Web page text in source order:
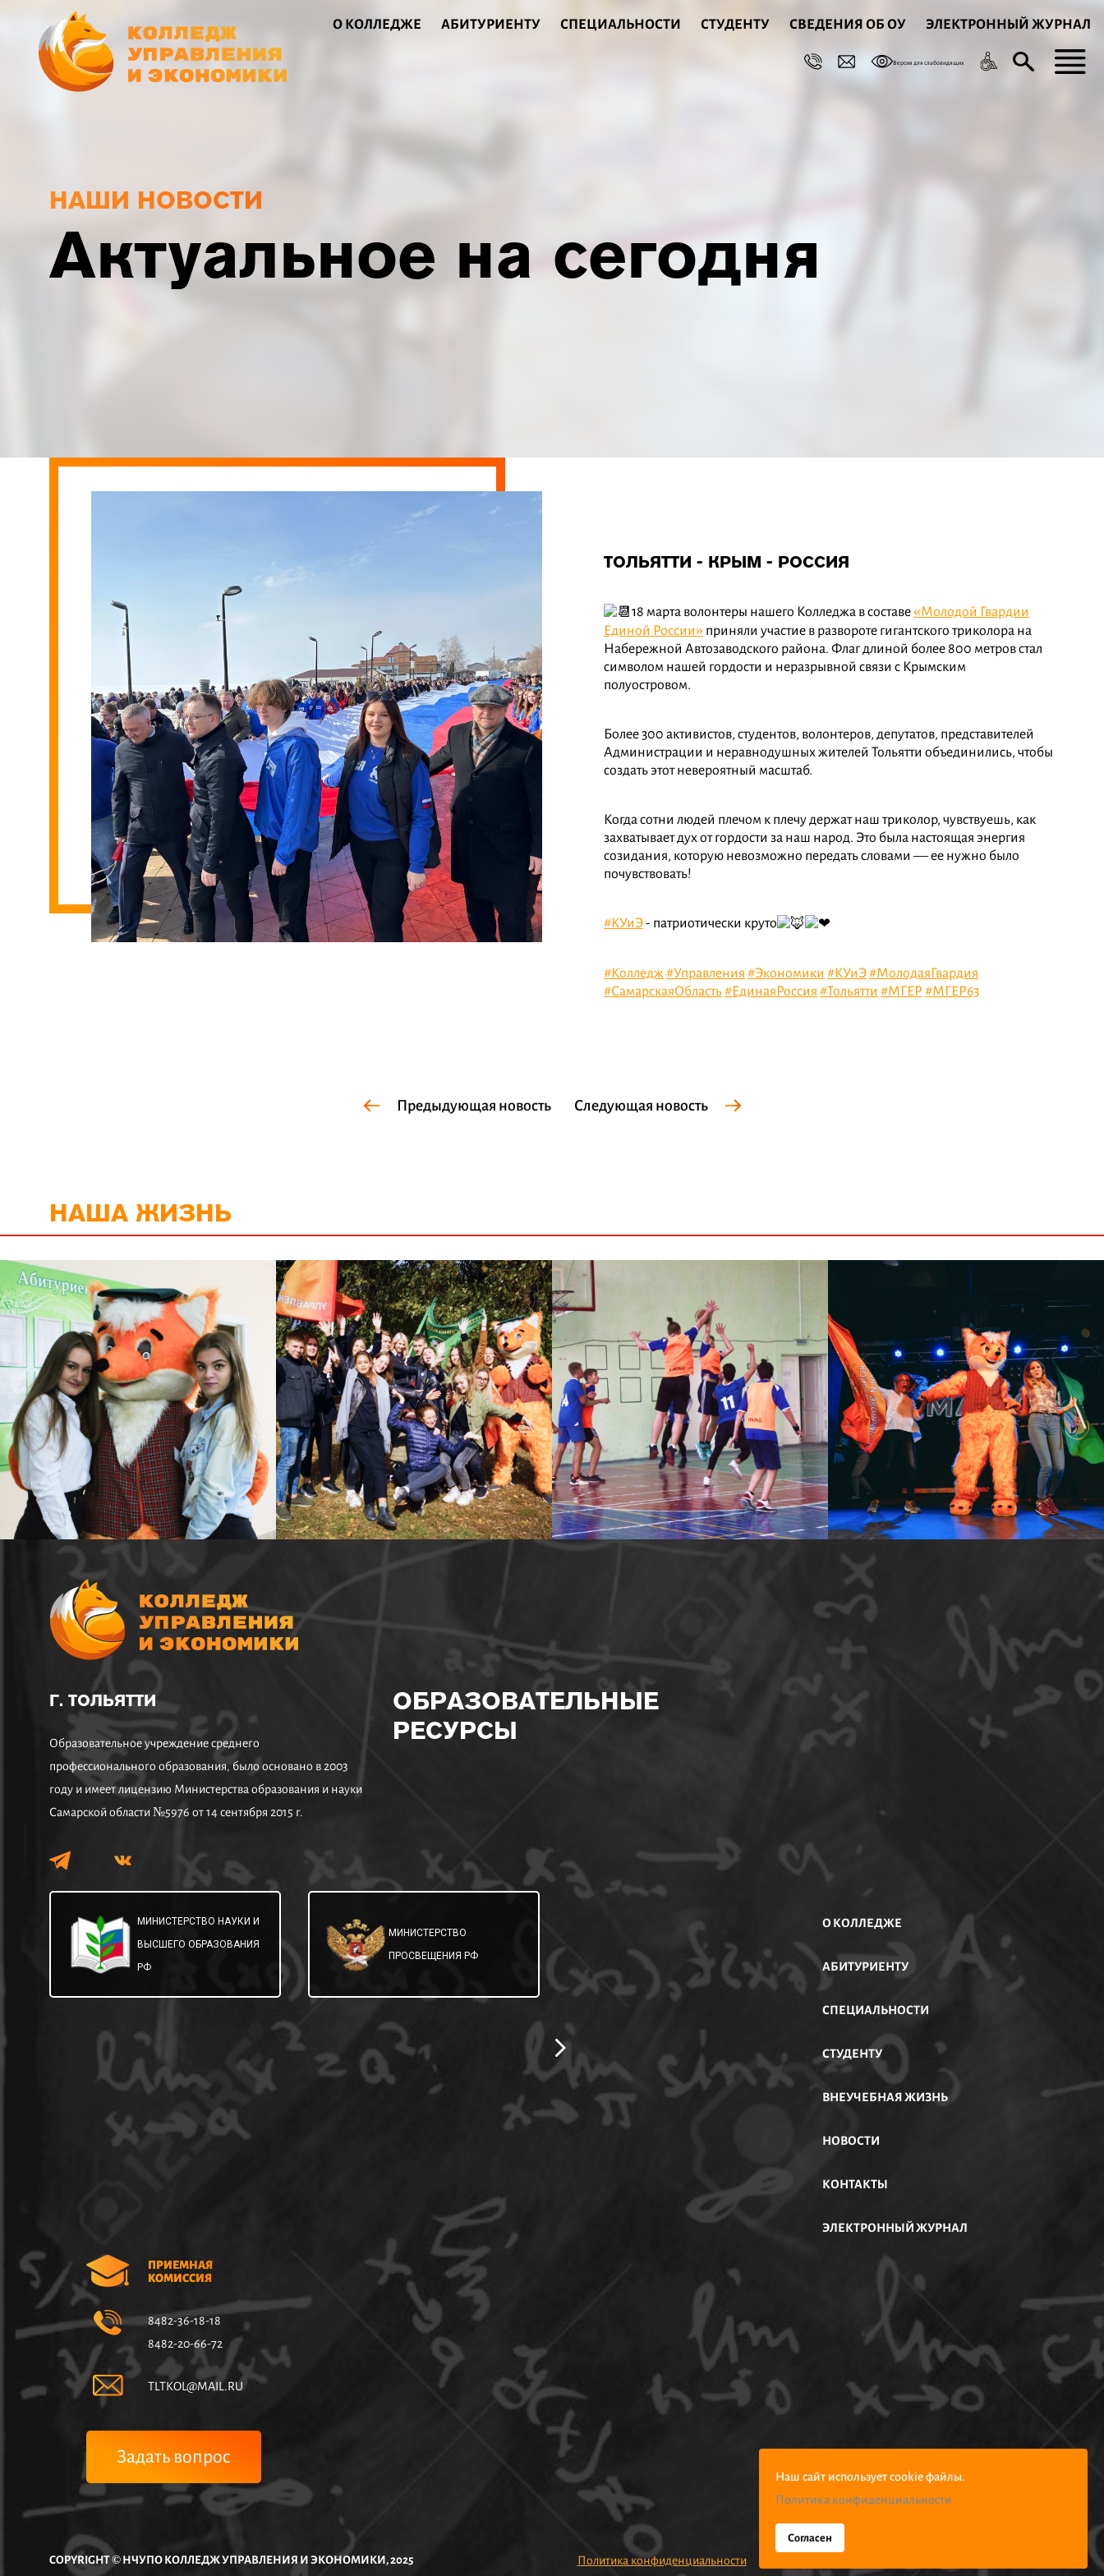
О КОЛЛЕДЖЕ АБИТУРИЕНТУ СПЕЦИАЛЬНОСТИ СТУДЕНТУ СВЕДЕНИЯ ОБ ОУ ЭЛЕКТРОННЫЙ ЖУРНАЛ
Версия для слабовидящих
НАШИ НОВОСТИ
Актуальное на сегодня
ТОЛЬЯТТИ - КРЫМ - РОССИЯ
18 марта волонтеры нашего Колледжа в составе «Молодой Гвардии
Единой России» приняли участие в развороте гигантского триколора на
Набережной Автозаводского района. Флаг длиной более 800 метров стал
символом нашей гордости и неразрывной связи с Крымским
полуостровом.
Более 300 активистов, студентов, волонтеров, депутатов, представителей
Администрации и неравнодушных жителей Тольятти объединились, чтобы
создать этот невероятный масштаб.
Когда сотни людей плечом к плечу держат наш триколор, чувствуешь, как
захватывает дух от гордости за наш народ. Это была настоящая энергия
созидания, которую невозможно передать словами — ее нужно было
почувствовать!
#КУиЭ- патриотически круто
#Колледж#Управления #Экономики #КУиЭ#МолодаяГвардия
#СамарскаяОбласть#ЕдинаяРоссия #Тольятти #МГЕР #МГЕР63
Предыдующая новость Следующая новость
НАША ЖИЗНЬ
Г. ТОЛЬЯТТИ
Образовательное учреждение среднего
профессионального образования, было основано в 2003
году и имеет лицензию Министерства образования и науки
Самарской области №5976 от 14 сентября 2015 г.
ОБРАЗОВАТЕЛЬНЫЕ
РЕСУРСЫ
МИНИСТЕРСТВО НАУКИ И
ВЫСШЕГО ОБРАЗОВАНИЯ
РФ
МИНИСТЕРСТВО
ПРОСВЕЩЕНИЯ РФ
МИНИСТЕРСТВО
ОБРАЗОВАНИЯ
САМАРСКОЙ ОБЛАСТИ
О КОЛЛЕДЖЕ
АБИТУРИЕНТУ
СПЕЦИАЛЬНОСТИ
СТУДЕНТУ
ВНЕУЧЕБНАЯ ЖИЗНЬ
НОВОСТИ
КОНТАКТЫ
ЭЛЕКТРОННЫЙ ЖУРНАЛ
ПРИЕМНАЯ
КОМИССИЯ
8482-36-18-18
8482-20-66-72
TLTKOL@MAIL.RU
Задать вопрос
COPYRIGHT © НЧУПО КОЛЛЕДЖ УПРАВЛЕНИЯ И ЭКОНОМИКИ, 2025 Политика конфиденциальности
Наш сайт использует cookie файлы.
Политика конфиденциальности
Согласен